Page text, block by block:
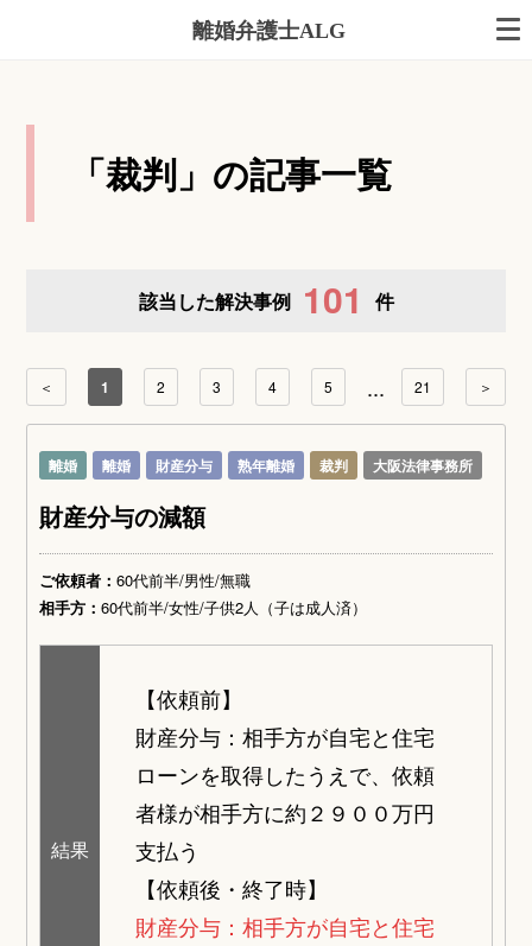
離婚弁護士ALG
「裁判」の記事一覧
該当した解決事例 101 件
＜ 1 2 3 4 5 ... 21 ＞
離婚 離婚 財産分与 熟年離婚 裁判 大阪法律事務所
財産分与の減額
ご依頼者：60代前半/男性/無職
相手方：60代前半/女性/子供2人（子は成人済）
結果
【依頼前】
財産分与：相手方が自宅と住宅
ローンを取得したうえで、依頼
者様が相手方に約２９００万円
支払う
【依頼後・終了時】
財産分与：相手方が自宅と住宅